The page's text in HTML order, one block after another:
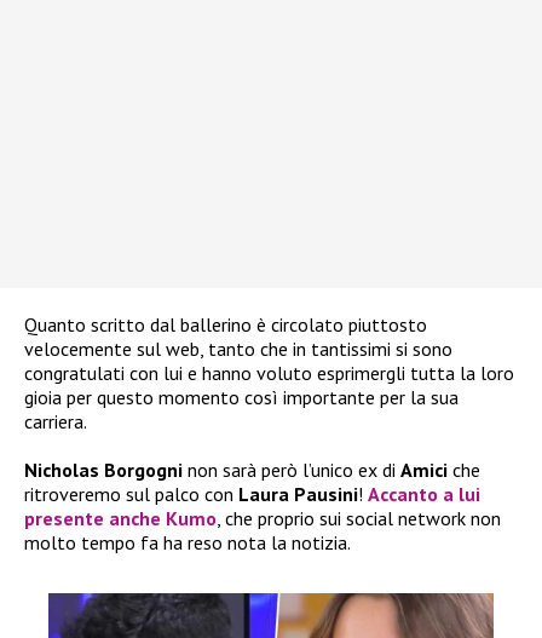
Quanto scritto dal ballerino è circolato piuttosto
velocemente sul web, tanto che in tantissimi si sono
congratulati con lui e hanno voluto esprimergli tutta la loro
gioia per questo momento così importante per la sua
carriera.
Nicholas Borgogni non sarà però l’unico ex di Amici che
ritroveremo sul palco con Laura Pausini! Accanto a lui
presente anche Kumo, che proprio sui social network non
molto tempo fa ha reso nota la notizia.